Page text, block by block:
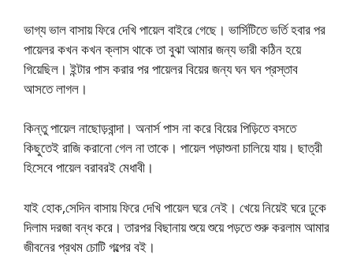
ভাগ্য ভাল বাসায় ফিরে দেখি পায়েল বাইরে গেছে। ভার্সিটিতে ভর্তি হবার পর
পায়েলর কখন কখন ক্লাস থাকে তা বুঝা আমার জন্য ভারী কঠিন হয়ে
গিয়েছিল। ইন্টার পাস করার পর পায়েলর বিয়ের জন্য ঘন ঘন প্রস্তাব
আসতে লাগল।
কিন্তু পায়েল নাছোড়বান্দা। অনার্স পাস না করে বিয়ের পিড়িতে বসতে
কিছুতেই রাজি করানো গেল না তাকে। পায়েল পড়াশুনা চালিয়ে যায়। ছাত্রী
হিসেবে পায়েল বরাবরই মেধাবী।
যাই হোক,সেদিন বাসায় ফিরে দেখি পায়েল ঘরে নেই। খেয়ে নিয়েই ঘরে ঢুকে
দিলাম দরজা বন্ধ করে। তারপর বিছানায় শুয়ে শুয়ে পড়তে শুরু করলাম আমার
জীবনের প্রথম চোটি গল্পের বই।